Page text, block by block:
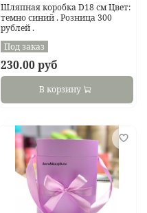
Шляпная коробка D18 см Цвет:
темно синий . Розница 300
рублей .
Под заказ
230.00 руб
В корзину